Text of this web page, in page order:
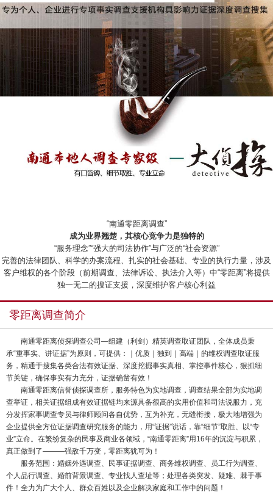
“南通零距离调查”
成为业界翘楚，其核心竞争力是独特的
“服务理念”“强大的司法协作”与广泛的“社会资源”
完善的法律团队、科学的办案流程、扎实的社会基础、专业的执行力量，涉及
客户维权的各个阶段（前期调查、法律诉讼、执法介入等）中“零距离”将提供
独一无二的搜证支援，深度维护客户核心利益
零距离调查简介
南通零距离侦探调查公司—组建（利剑）精英调查取证团队，全体成员秉
承“重事实、讲证据”为原则，可提供：｜优质｜独到｜高端｜的维权调查取证服
务，精通于搜集各类合法有效证据、深度挖掘事实真相、掌控事件核心，狠抓细
节关键，确保事实有力充分，证据确凿有效！
南通零距离信誉侦探调查所，服务特色为实地调查，调查结果全部为实地调
查举证，相关证据组成有效证据链均来源具备很高的实用价值和司法说服力，充
分发挥家事调查专员与律师顾问各自优势，互为补充，无缝衔接，极大地增强为
企业提供全方位证据调查研究服务的能力，用“证据”说话，靠“细节”取胜、以“专
业”立命。在繁纷复杂的民事及商业各领域，“南通零距离”用16年的沉淀与积累，
真正做到了———强敌千万变，零距离犹可为！
服务范围：婚姻外遇调查、民事证据调查、商务维权调查、员工行为调查、
个人品行调查、婚前背景调查、专业找人查址等；处理各类突发、疑难、棘手事
件！全力为广大个人、群众百姓以及企业解决家庭和工作中的问题！